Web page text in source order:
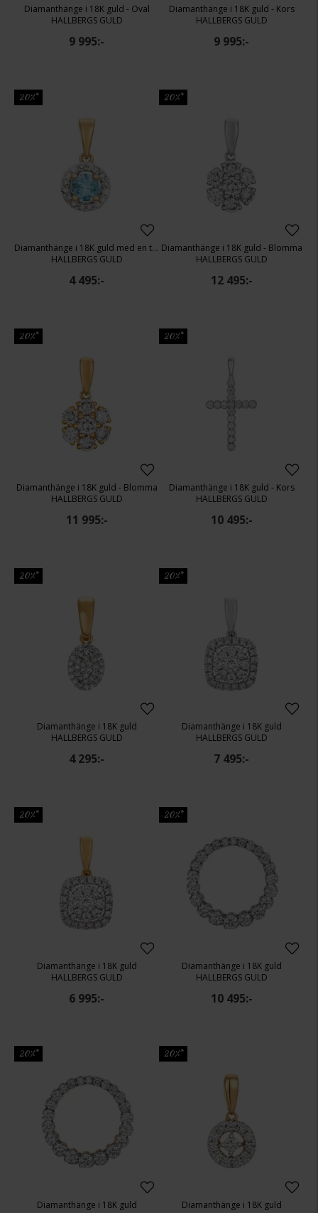
Diamanthänge i 18K guld - Oval
HALLBERGS GULD
9 995:-
Diamanthänge i 18K guld - Kors
HALLBERGS GULD
9 995:-
20%*
Diamanthänge i 18K guld med en topas
HALLBERGS GULD
4 495:-
20%*
Diamanthänge i 18K guld - Blomma
HALLBERGS GULD
12 495:-
20%*
Diamanthänge i 18K guld - Blomma
HALLBERGS GULD
11 995:-
20%*
Diamanthänge i 18K guld - Kors
HALLBERGS GULD
10 495:-
20%*
Diamanthänge i 18K guld
HALLBERGS GULD
4 295:-
20%*
Diamanthänge i 18K guld
HALLBERGS GULD
7 495:-
20%*
Diamanthänge i 18K guld
HALLBERGS GULD
6 995:-
20%*
Diamanthänge i 18K guld
HALLBERGS GULD
10 495:-
20%*
Diamanthänge i 18K guld
20%*
Diamanthänge i 18K guld